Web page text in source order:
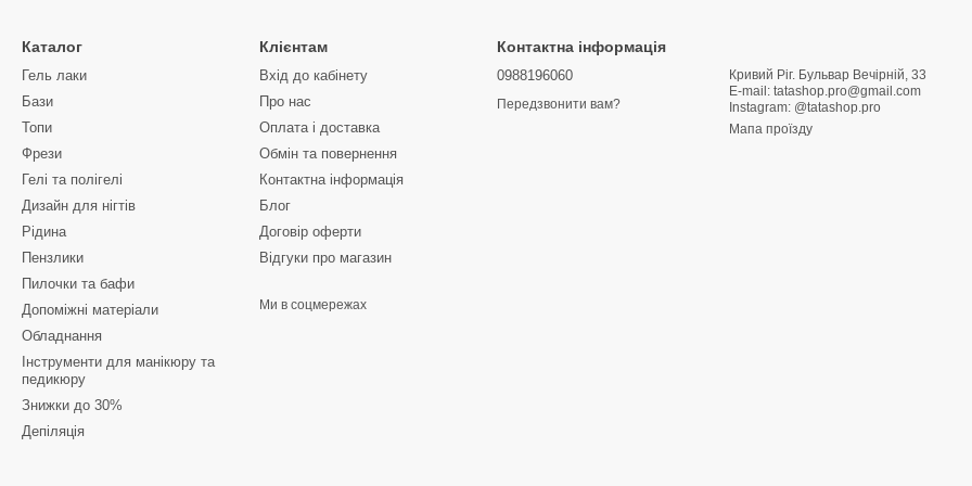
завдяки м'якій консистенції;
що забезпечують довготривале збереження манікюру;
форм та дизайнів завдяки гнучкості матеріалу;
як для майстра, так і для клієнта;
нігтем, що запобігає сколам і відшаруванням;
як великого вибору ринку, так і демократичної
популярним вибором серед майстрів манікюру та
гарний та довговічний манікюр.
з підготовки натуральних нігтів: очищення,
базового покриття. Потім майстер формує ніготь,
спеціальні інструменти, такі як кисті та форми. Після
пластина висихає в лампі UV або LED,
Завершується процес нанесенням глянцевого або
надання блиску та захисту.
Каталог
Гель лаки
Бази
Топи
Фрези
Гелі та полігелі
Дизайн для нігтів
Рідина
Пензлики
Пилочки та бафи
Допоміжні матеріали
Обладнання
Інструменти для манікюру та
педикюру
Знижки до 30%
Депіляція
Клієнтам
Вхід до кабінету
Про нас
Оплата і доставка
Обмін та повернення
Контактна інформація
Блог
Договір оферти
Відгуки про магазин
Ми в соцмережах
Контактна інформація
0988196060
Передзвонити вам?
Кривий Ріг. Бульвар Вечірній, 33
E-mail: tatashop.pro@gmail.com
Instagram: @tatashop.pro
Мапа проїзду